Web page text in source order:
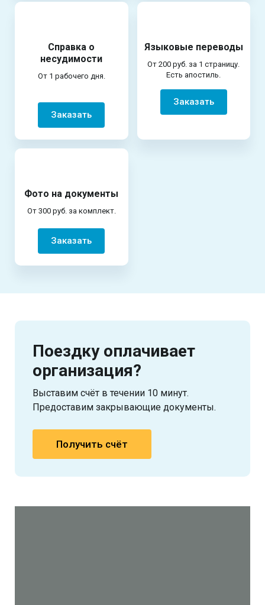
Справка о
несудимости
От 1 рабочего дня.
Заказать
Языковые переводы
От 200 руб. за 1 страницу.
Есть апостиль.
Заказать
Фото на документы
От 300 руб. за комплект.
Заказать
Поездку оплачивает
организация?
Выставим счёт в течении 10 минут.
Предоставим закрывающие документы.
Получить счёт